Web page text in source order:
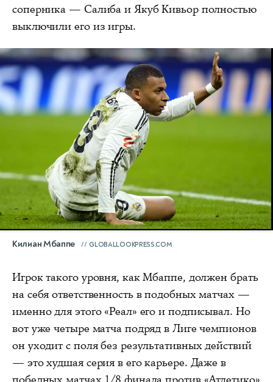
соперника — Салиба и Якуб Кивьор полностью
выключили его из игры.
Килиан Мбаппе GLOBALLOOKPRESS.COM
Игрок такого уровня, как Мбаппе, должен брать
на себя ответственность в подобных матчах —
именно для этого «Реал» его и подписывал. Но
вот уже четыре матча подряд в Лиге чемпионов
он уходит с поля без результативных действий
— это худшая серия в его карьере. Даже в